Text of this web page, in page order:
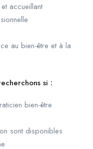
accueillant
au bien-être et à la
si :
bien-être
sont disponibles